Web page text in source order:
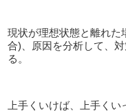
現状が理想状態と離れた
合) 、原因を分析して、
る。
上手くいけば、上手く